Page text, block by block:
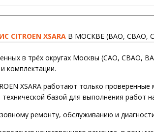
CITROEN XSARA В МОСКВЕ (ВАО, СВАО,
в трёх округах Москвы (САО, СВАО,
комплектации.
XSARA работают только
базой для выполнения работ
ремонту, обслуживанию и